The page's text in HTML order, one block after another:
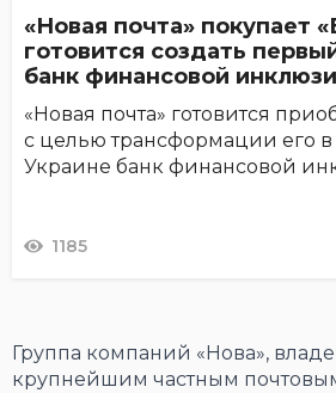
«Новая почта» покупает
готовится создать
банк финансовой
«Новая почта» готовится
с целью трансформации его
Украине банк финансовой
1185
Группа компаний «Нова»,
крупнейшим частным